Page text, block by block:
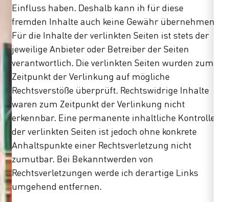
Einfluss haben. Deshalb kann ih für diese
fremden Inhalte auch keine Gewähr übernehmen.
Für die Inhalte der verlinkten Seiten ist stets der
jeweilige Anbieter oder Betreiber der Seiten
verantwortlich. Die verlinkten Seiten wurden zum
Zeitpunkt der Verlinkung auf mögliche
Rechtsverstöße überprüft. Rechtswidrige Inhalte
waren zum Zeitpunkt der Verlinkung nicht
erkennbar. Eine permanente inhaltliche Kontrolle
der verlinkten Seiten ist jedoch ohne konkrete
Anhaltspunkte einer Rechtsverletzung nicht
zumutbar. Bei Bekanntwerden von
Rechtsverletzungen werde ich derartige Links
umgehend entfernen.